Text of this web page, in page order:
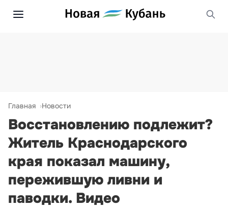
Главная Новости
Восстановлению подлежит?
Житель Краснодарского
края показал машину,
пережившую ливни и
паводки. Видео